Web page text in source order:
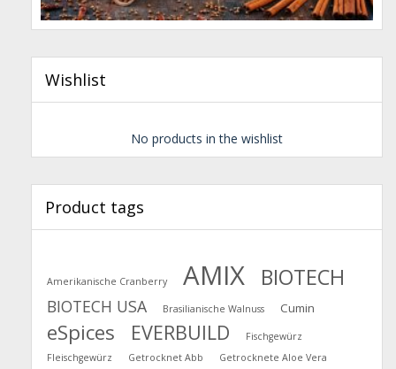
Wishlist
No products in the wishlist
Product tags
Amerikanische Cranberry AMIX BIOTECH
BIOTECH USA Brasilianische Walnuss Cumin
eSpices EVERBUILD
Fischgewürz
Fleischgewürz
Getrocknet Abb
Getrocknete Aloe Vera